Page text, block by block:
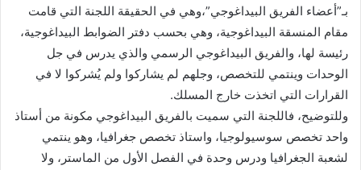
بـ”أعضاء الفريق البيداغوجي”،وهي في الحقيقة اللجنة التي قامت
مقام المنسقة البيداغوجية، وهي بحسب دفتر الضوابط البيداغوجية،
رئيسة لها، والفريق البيداغوجي الرسمي والذي يدرس في جل
الوحدات وينتمي للتخصص، وجلهم لم يشاركوا ولم يُشركوا لا في
القرارات التي اتخذت خارج المسلك.
وللتوضيح، فاللجنة التي سميت بالفريق البيداغوجي مكونة من أستاذ
واحد تخصص سوسيولوجيا، واستاذ تخصص جغرافيا، وهو ينتمي
لشعبة الجغرافيا ودرس وحدة في الفصل الأول من الماستر، ولا